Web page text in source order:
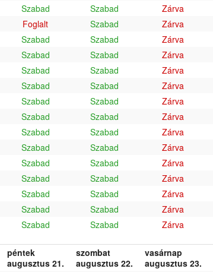
Szabad Szabad Zárva
Foglalt Szabad Zárva
Szabad Szabad Zárva
Szabad Szabad Zárva
Szabad Szabad Zárva
Szabad Szabad Zárva
Szabad Szabad Zárva
Szabad Szabad Zárva
Szabad Szabad Zárva
Szabad Szabad Zárva
Szabad Szabad Zárva
Szabad Szabad Zárva
Szabad Szabad Zárva
Szabad Szabad Zárva
Szabad Szabad Zárva
péntek
augusztus 21.
szombat
augusztus 22.
vasárnap
augusztus 23.